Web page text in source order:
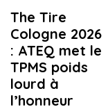
The Tire
Cologne 2026
: ATEQ met le
TPMS poids
lourd à
l’honneur